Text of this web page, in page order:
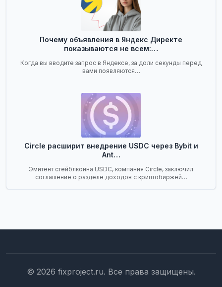
Почему объявления в Яндекс Директе
показываются не всем:…
Когда вы вводите запрос в Яндексе, за доли секунды перед
вами появляются…
Circle расширит внедрение USDC через Bybit и
Ant…
Эмитент стейблкоина USDC, компания Circle, заключил
соглашение о разделе доходов с криптобиржей…
© 2026 fixproject.ru. Все права защищены.